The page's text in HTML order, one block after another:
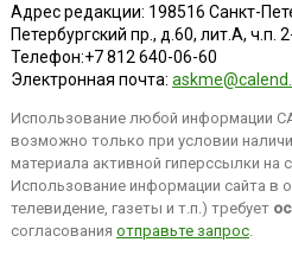
Адрес редакции: 198516 Санкт-
Петербургский пр., д.60, лит.А, ч.п.
Телефон:+7 812 640-06-60
Электронная почта:
Использование любой информации
возможно только при условии
материала активной гиперссылки на
Использование информации сайта в
телевидение, газеты и т.п.) требует
согласования отправьте запрос.